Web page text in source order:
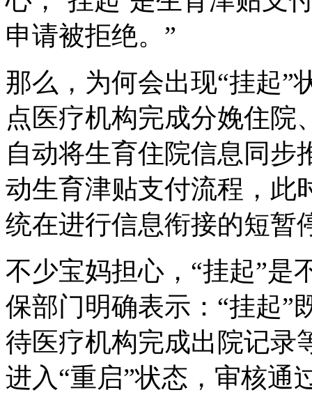
申请被拒绝。”
那么，为何会出现“挂起”
点医疗机构完成分娩住院
自动将生育住院信息同步
动生育津贴支付流程，此
统在进行信息衔接的短暂
不少宝妈担心，“挂起”是
保部门明确表示：“挂起”
待医疗机构完成出院记录
进入“重启”状态，审核通